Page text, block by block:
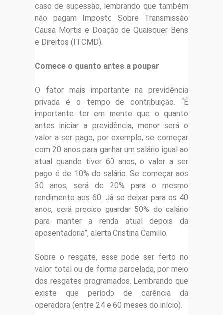
caso de sucessão, lembrando que também
não pagam Imposto Sobre Transmissão
Causa Mortis e Doação de Quaisquer Bens
e Direitos (ITCMD).
Comece o quanto antes a poupar
O fator mais importante na previdência
privada é o tempo de contribuição. “É
importante ter em mente que o quanto
antes iniciar a previdência, menor será o
valor a ser pago, por exemplo, se começar
com 20 anos para ganhar um salário igual ao
atual quando tiver 60 anos, o valor a ser
pago é de 10% do salário. Se começar aos
30 anos, será de 20% para o mesmo
rendimento aos 60. Já se deixar para os 40
anos, será preciso guardar 50% do salário
para manter a renda atual depois da
aposentadoria”, alerta Cristina Camillo.
Sobre o resgate, esse pode ser feito no
valor total ou de forma parcelada, por meio
dos resgates programados. Lembrando que
existe que período de carência da
operadora (entre 24 e 60 meses do início).